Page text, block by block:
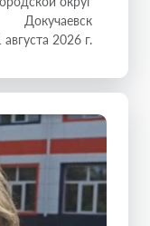
Докучаевск
августа 2026 г.